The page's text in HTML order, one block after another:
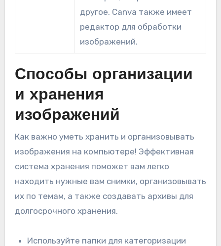
другое. Canva также имеет
редактор для обработки
изображений.
Способы организации
и хранения
изображений
Как важно уметь хранить и организовывать
изображения на компьютере! Эффективная
система хранения поможет вам легко
находить нужные вам снимки, организовывать
их по темам, а также создавать архивы для
долгосрочного хранения.
Используйте папки для категоризации